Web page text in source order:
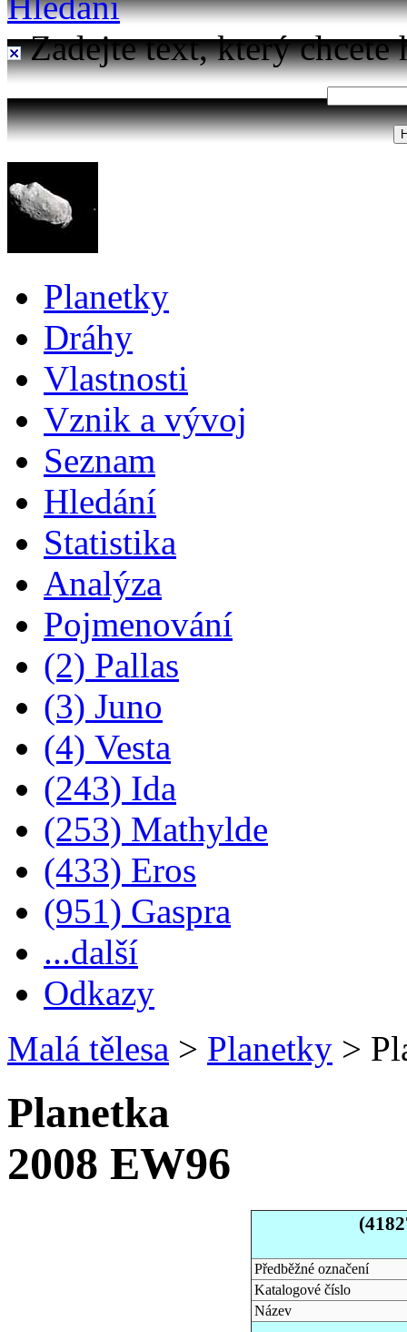
Zadejte text, který chcete
Planetky
Dráhy
Vlastnosti
Vznik a vývoj
Seznam
Hledání
Statistika
Analýza
Pojmenování
(2) Pallas
(3) Juno
(4) Vesta
(243) Ida
(253) Mathylde
(433) Eros
(951) Gaspra
...další
Odkazy
Malá tělesa > Planetky >
Planetka
2008 EW96
Předběžné označení
Katalogové číslo
Název